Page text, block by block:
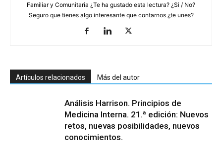
Familiar y Comunitaria ¿Te ha gustado esta lectura? ¿Si / No?
Seguro que tienes algo interesante que contarnos ¿te unes?
Artículos relacionados Más del autor
Análisis Harrison. Principios de
Medicina Interna. 21.ª edición: Nuevos
retos, nuevas posibilidades, nuevos
conocimientos.